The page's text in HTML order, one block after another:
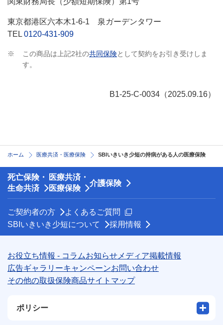
東京都港区六本木1-6-1 泉ガーデンタワー
TEL 0120-431-909
※ この商品は上記2社の共同保険として契約をお引き受けしま
す。
B1-25-C-0034（2025.09.16）
ホーム 医療共済・医療保険 SBIいきいき少短の持病がある人の医療保険
死亡保険・
生命共済
医療共済・
医療保険
介護保険
ご契約者の方 よくあるご質問新規ウィンドウを開きます
SBIいきいき少短について
採用情報
お役立ち情報 - コラムお知らせ メディア掲載情報
広告ギャラリーキャンペーンお問い合わせ
その他の取扱保険商品サイトマップ
ポリシー